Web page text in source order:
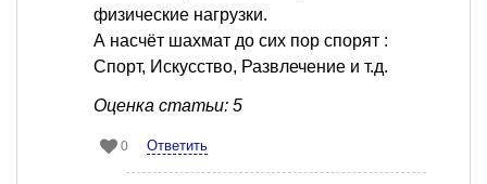
физические нагрузки.
А насчёт шахмат до сих пор спорят :
Спорт, Искусство, Развлечение и т.д.
Оценка статьи: 5
0 Ответить